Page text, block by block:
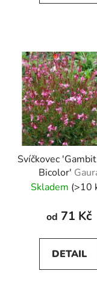
Svíčkovec
Bicolor'
lindheimeri
Skladem (>10
od 71 Kč
DETAIL